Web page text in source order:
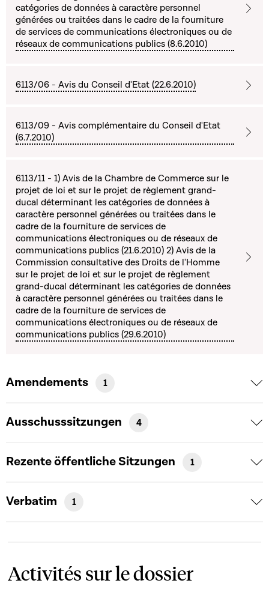
catégories de données à caractère personnel
générées ou traitées dans le cadre de la fourniture
de services de communications électroniques ou de
réseaux de communications publics (8.6.2010)
6113/06 - Avis du Conseil d'Etat (22.6.2010)
6113/09 - Avis complémentaire du Conseil d'Etat
(6.7.2010)
6113/11 - 1) Avis de la Chambre de Commerce sur le
projet de loi et sur le projet de règlement grand-
ducal déterminant les catégories de données à
caractère personnel générées ou traitées dans le
cadre de la fourniture de services de
communications électroniques ou de réseaux de
communications publics (21.6.2010) 2) Avis de la
Commission consultative des Droits de l'Homme
sur le projet de loi et sur le projet de règlement
grand-ducal déterminant les catégories de données
à caractère personnel générées ou traitées dans le
cadre de la fourniture de services de
communications électroniques ou de réseaux de
communications publics (29.6.2010)
Amendements 1
Ausschusssitzungen 4
Rezente öffentliche Sitzungen 1
Verbatim 1
Activités sur le dossier